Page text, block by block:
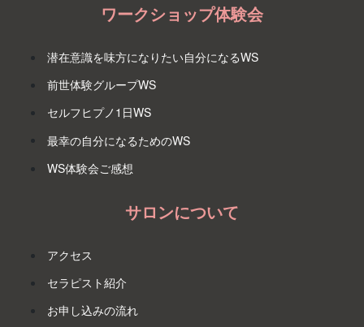
ワークショップ体験会
潜在意識を味方になりたい自分になるWS
前世体験グループWS
セルフヒプノ1日WS
最幸の自分になるためのWS
WS体験会ご感想
サロンについて
アクセス
セラピスト紹介
お申し込みの流れ